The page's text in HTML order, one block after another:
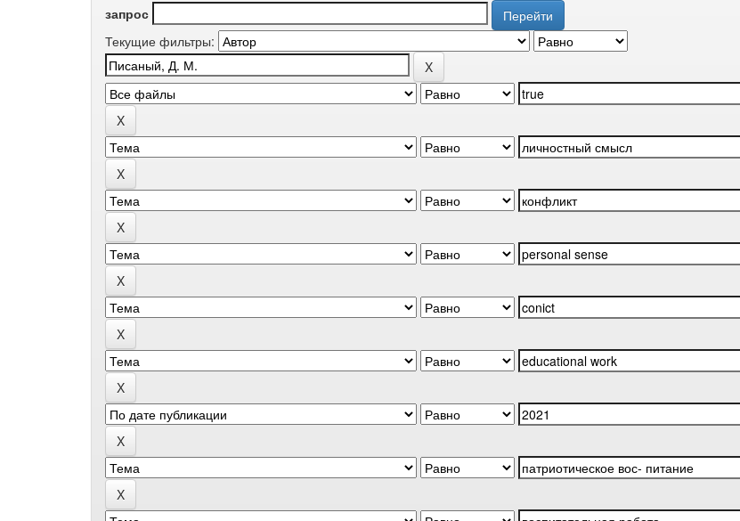
запрос
Текущие фильтры: